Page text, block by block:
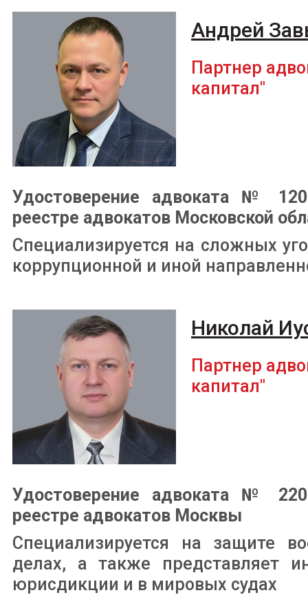
Андрей
Партнер
капитал"
Удостоверение адвоката №
реестре адвокатов Московской
Специализируется на сложных
коррупционной и иной
Николай
Партнер
капитал"
Удостоверение адвоката №
реестре адвокатов Москвы
Специализируется на защите
делах, а также представляет
юрисдикции и в мировых судах